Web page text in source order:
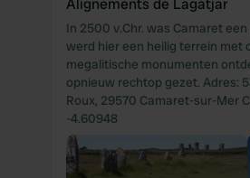
Alignements de Lagatjar
In 2500 v.Chr. was Camaret
werd hier een heilig terrein met
megalitische monumenten
opnieuw rechtop gezet. Adres:
Roux, 29570 Camaret-sur-Mer
-4.60948